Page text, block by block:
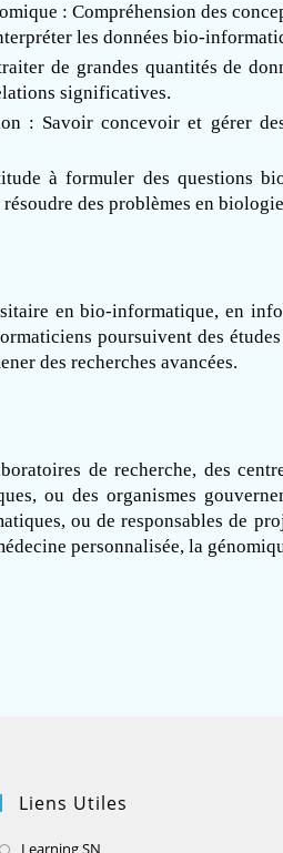
: Compréhension des
les données bio-
de grandes quantités de
significatives.
: Savoir concevoir et gérer
à formuler des questions
des problèmes en
en bio-informatique, en
poursuivent des
des recherches avancées.
de recherche, des
ou des organismes
ou de responsables de
personnalisée, la
Liens Utiles
Learning SN